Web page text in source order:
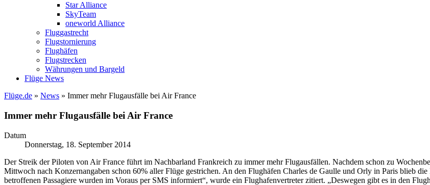
Star Alliance
SkyTeam
oneworld Alliance
Fluggastrecht
Flugstornierung
Flughäfen
Flugstrecken
Währungen und Bargeld
Flüge News
Flüge.de » News » Immer mehr Flugausfälle bei Air France
Immer mehr Flugausfälle bei Air France
Datum
Donnerstag, 18. September 2014
Der Streik der Piloten von Air France führt im Nachbarland Frankreich zu immer mehr Flugausfällen. Nachdem schon zu
Mittwoch nach Konzernangaben schon 60% aller Flüge gestrichen. An den Flughäfen Charles de Gaulle und Orly in Paris blieb
betroffenen Passagiere wurden im Voraus per SMS informiert“, wurde ein Flughafenvertreter zitiert. „Deswegen gibt es in den